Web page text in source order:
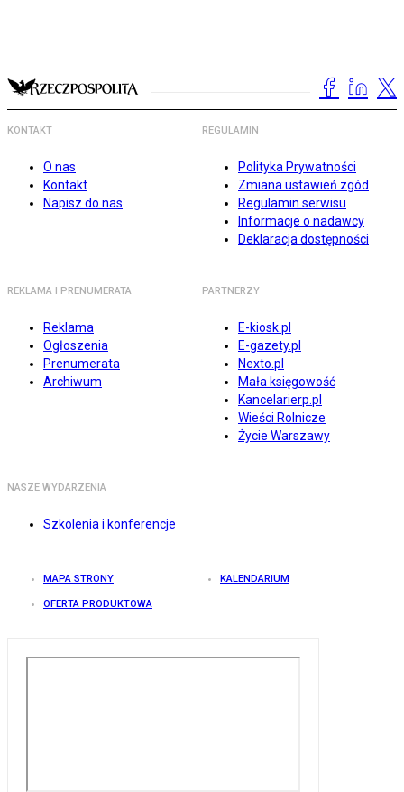
KONTAKT
O nas
Kontakt
Napisz do nas
REGULAMIN
Polityka Prywatności
Zmiana ustawień zgód
Regulamin serwisu
Informacje o nadawcy
Deklaracja dostępności
REKLAMA I PRENUMERATA
Reklama
Ogłoszenia
Prenumerata
Archiwum
PARTNERZY
E-kiosk.pl
E-gazety.pl
Nexto.pl
Mała księgowość
Kancelarierp.pl
Wieści Rolnicze
Życie Warszawy
NASZE WYDARZENIA
Szkolenia i konferencje
MAPA STRONY KALENDARIUM
OFERTA PRODUKTOWA